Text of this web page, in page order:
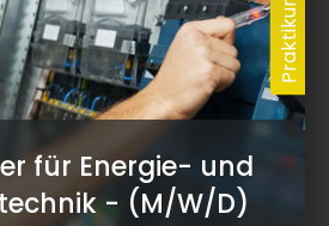
für Energie- und
- (M/W/D)